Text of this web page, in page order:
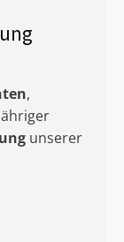
,
unserer